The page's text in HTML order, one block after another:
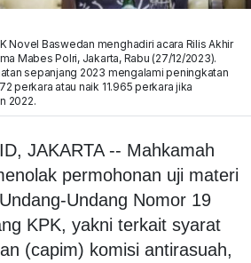
Novel Baswedan menghadiri acara Rilis Akhir
Mabes Polri, Jakarta, Rabu (27/12/2023).
sepanjang 2023 mengalami peningkatan
perkara atau naik 11.965 perkara jika
2022.
JAKARTA -- Mahkamah
permohonan uji materi
Undang Nomor 19
KPK, yakni terkait syarat
(capim) komisi antirasuah,